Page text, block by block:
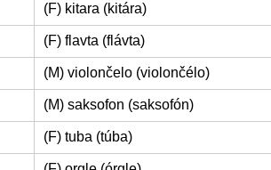
(F) kitara (kitára)
(F) flavta (flávta)
(M) violončelo (violončélo)
(M) saksofon (saksofón)
(F) tuba (túba)